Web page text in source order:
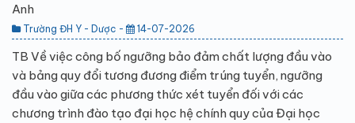
Anh
Trường ĐH Y - Dược - 14-07-2026
TB Về việc công bố ngưỡng bảo đảm chất lượng đầu vào
và bảng quy đổi tương đương điểm trúng tuyển, ngưỡng
đầu vào giữa các phương thức xét tuyển đối với các
chương trình đào tạo đại học hệ chính quy của Đại học